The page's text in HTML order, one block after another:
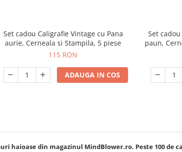
Set cadou Caligrafie Vintage cu Pana
aurie, Cerneala si Stampila, 5 piese
115 RON
ADAUGA IN COS
Set
paun,
haioase din magazinul MindBlower.ro. Peste 100 de